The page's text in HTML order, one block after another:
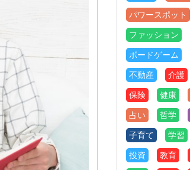
パワースポット
ファッション
ボードゲーム
不動産 介護
保険 健康
占い 哲学
子育て 学習
投資 教育